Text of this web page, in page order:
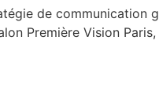
de communication
Première Vision